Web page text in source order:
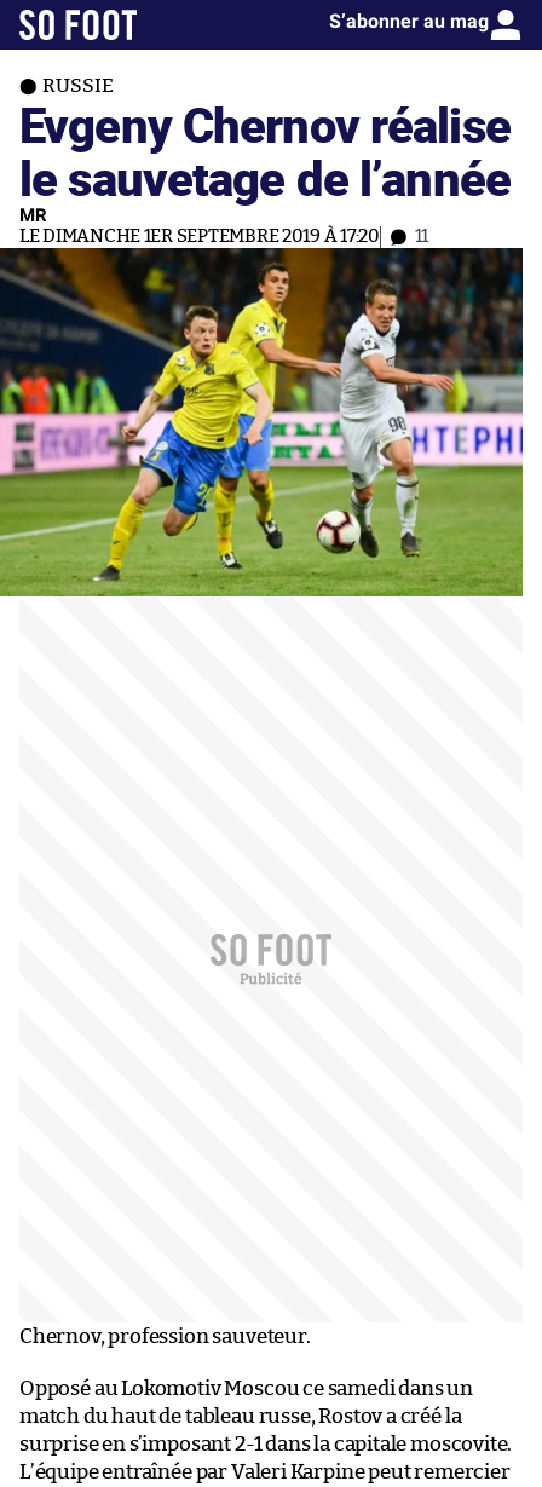
S’abonner au mag
RUSSIE
Evgeny Chernov réalise
le sauvetage de l’année
MR
LE DIMANCHE 1ER SEPTEMBRE 2019 À 17:20 11
Chernov, profession sauveteur.
Opposé au Lokomotiv Moscou ce samedi dans un
match du haut de tableau russe, Rostov a créé la
surprise en s’imposant 2-1 dans la capitale moscovite.
L’équipe entraînée par Valeri Karpine peut remercier